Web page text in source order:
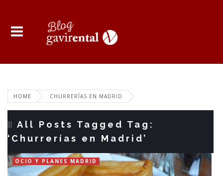
HOME CHURRERÍAS EN MADRID
All Posts Tagged Tag:
‘Churrerías en Madrid’
OCIO Y PLANES MADRID